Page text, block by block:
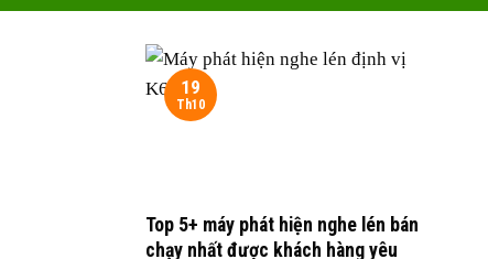
Top 5+ máy phát hiện nghe lén bán
chạy nhất được khách hàng yêu
19
Th10